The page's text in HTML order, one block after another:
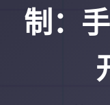
制：